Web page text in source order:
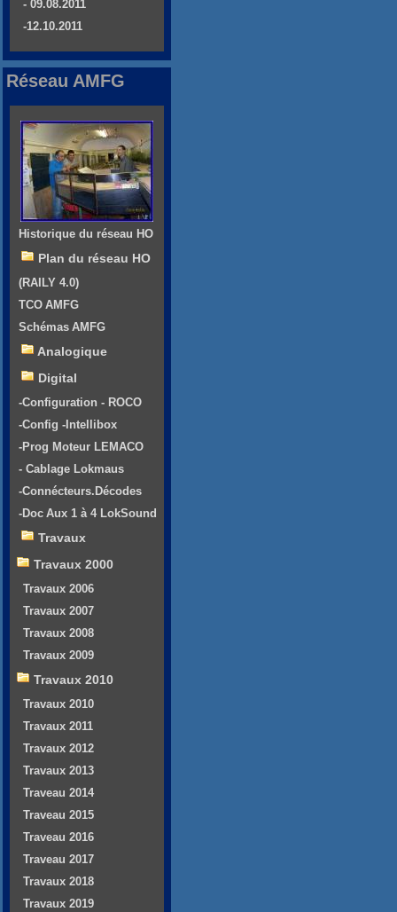
- 09.08.2011
-12.10.2011
Réseau AMFG
Historique du réseau HO
Plan du réseau HO
(RAILY 4.0)
TCO AMFG
Schémas AMFG
Analogique
Digital
-Configuration - ROCO
-Config -Intellibox
-Prog Moteur LEMACO
- Cablage Lokmaus
-Connécteurs.Décodes
-Doc Aux 1 à 4 LokSound
Travaux
Travaux 2000
Travaux 2006
Travaux 2007
Travaux 2008
Travaux 2009
Travaux 2010
Travaux 2010
Travaux 2011
Travaux 2012
Travaux 2013
Traveau 2014
Traveau 2015
Traveau 2016
Traveau 2017
Travaux 2018
Travaux 2019